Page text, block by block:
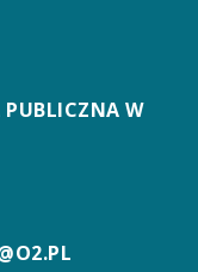
PUBLICZNA W